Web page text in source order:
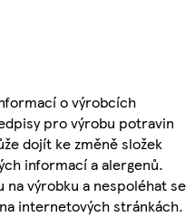
o výrobcích
pro výrobu potravin
dojít ke změně složek
informací a alergenů.
výrobku a nespoléhat se
internetových stránkách.